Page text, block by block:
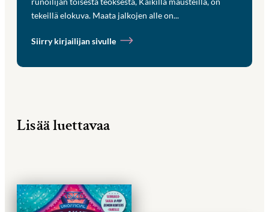
tekeillä elokuva. Maata jalkojen alle on...
Siirry kirjailijan sivulle
Lisää luettavaa